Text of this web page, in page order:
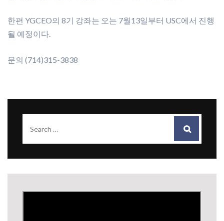
한편 YGCEO의 8기 강좌는 오는 7월13일부터 USC에서 진행
될 예정이다.
문의 (714)315-3838